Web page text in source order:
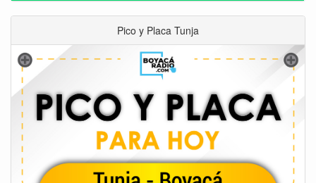
Pico y Placa Tunja